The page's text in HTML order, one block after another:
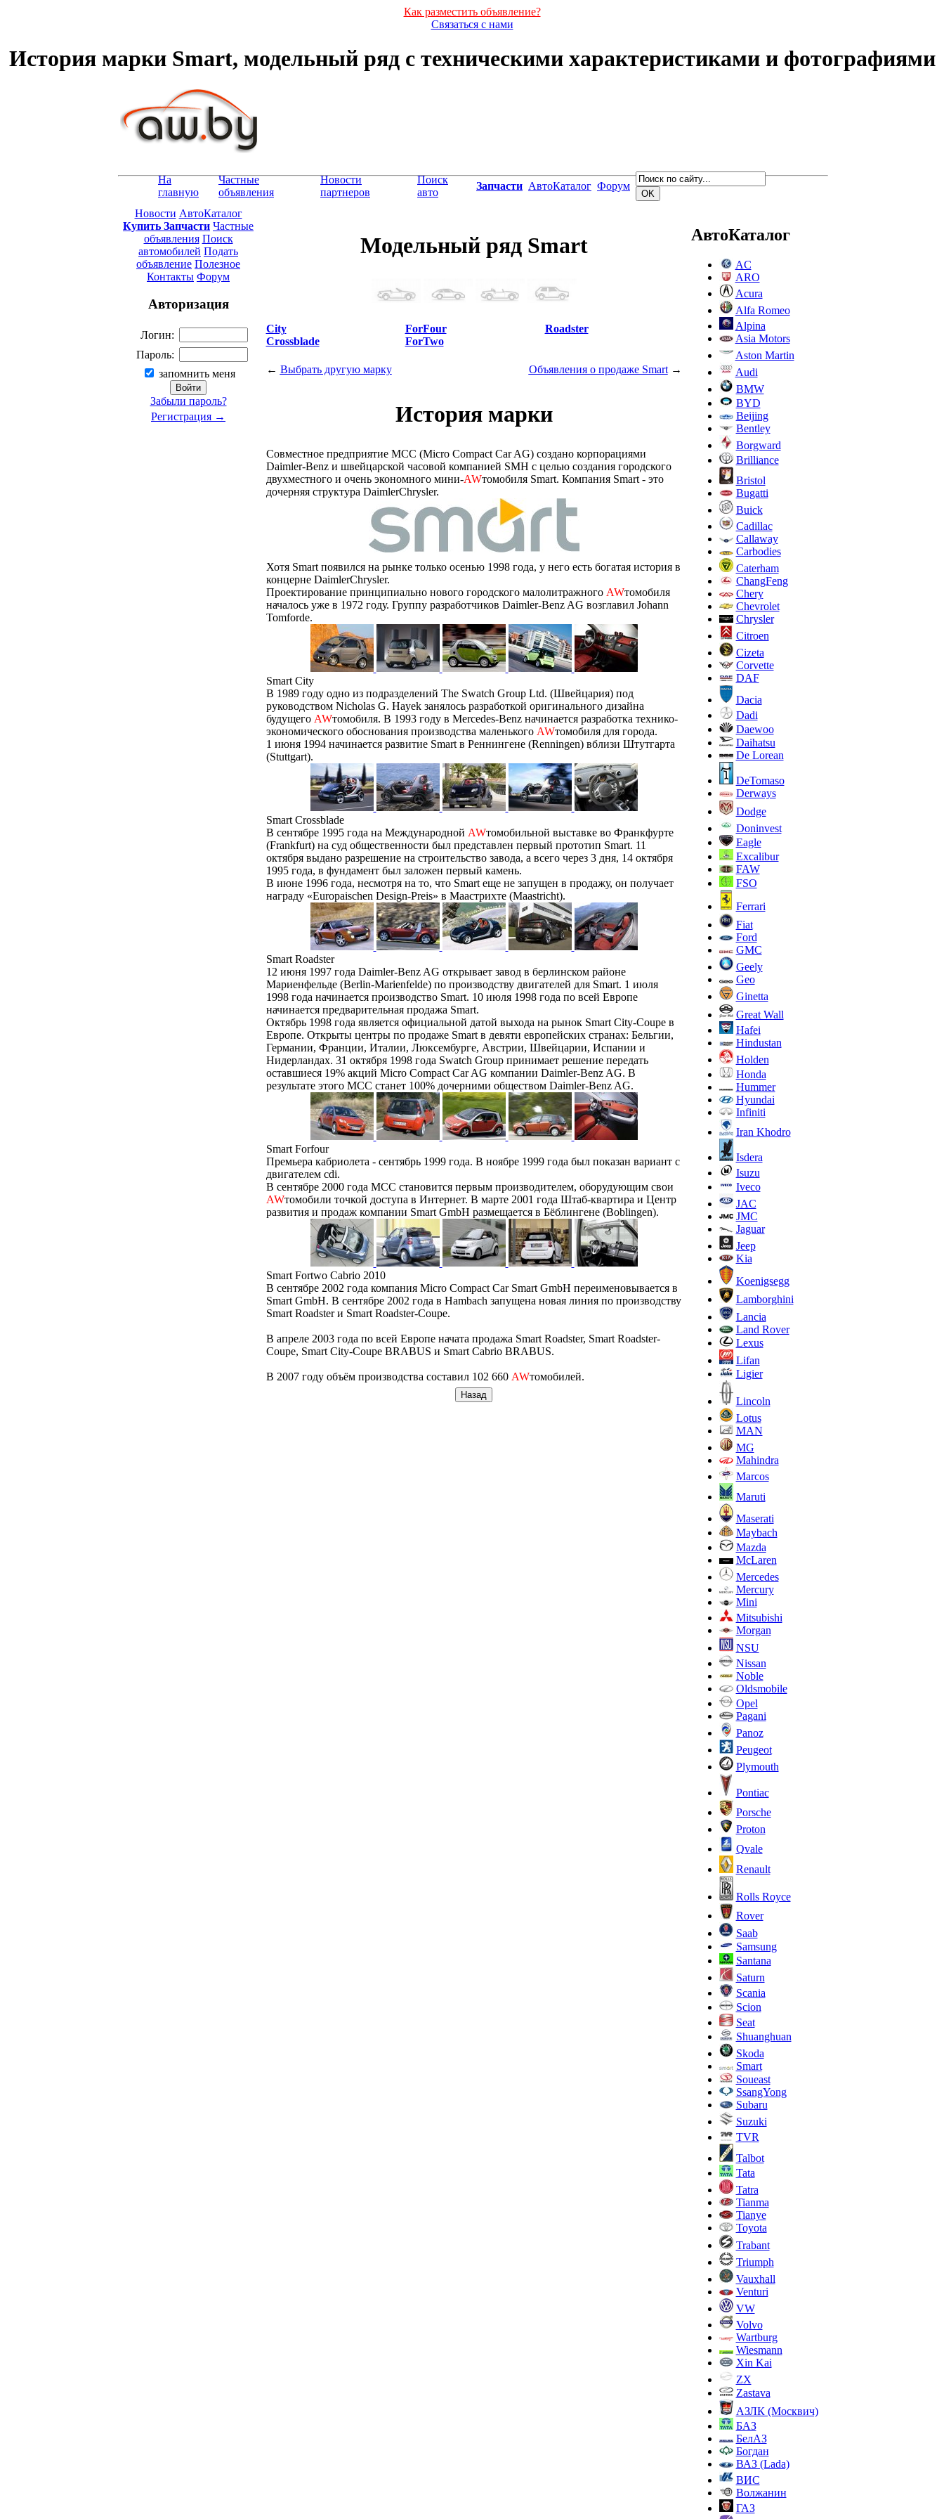
Как разместить объявление?
Связаться с нами
История марки Smart, модельный ряд с техническими характеристиками и фотографиями
На
главную
Частные
объявления
Новости
партнеров
Поиск
авто
Запчасти АвтоКаталог Форум
Новости АвтоКаталог
Купить Запчасти Частные
объявления Поиск
автомобилей Подать
объявление Полезное
Контакты Форум
Авторизация
Логин:
Пароль:
запомнить меня
Забыли пароль?
Регистрация →
Модельный ряд Smart
City
Crossblade
ForFour
ForTwo
Roadster
← Выбрать другую марку Объявления о продаже Smart→
История марки
Cовместное предприятие MCC (Micro Compact Car AG) создано корпорациями
Daimler-Benz и швейцарской часовой компанией SMH с целью создания городского
двухместного и очень экономного мини-AWтомобиля Smart. Компания Smart - это
дочерняя структура DaimlerChrysler.
Хотя Smart появился на рынке только осенью 1998 года, у него есть богатая история в
концерне DaimlerChrysler.
Проектирование принципиально нового городского малолитражного AWтомобиля
началось уже в 1972 году. Группу разработчиков Daimler-Benz AG возглавил Johann
Tomforde.
Smart City
В 1989 году одно из подразделений The Swatch Group Ltd. (Швейцария) под
руководством Nicholas G. Hayek занялось разработкой оригинального дизайна
будущего AWтомобиля. В 1993 году в Mercedes-Benz начинается разработка технико-
экономического обоснования производства маленького AWтомобиля для города.
1 июня 1994 начинается развитие Smart в Реннингене (Renningen) вблизи Штутгарта
(Stuttgart).
Smart Crossblade
В сентябре 1995 года на Международной AWтомобильной выставке во Франкфурте
(Frankfurt) на суд общественности был представлен первый прототип Smart. 11
октября выдано разрешение на строительство завода, а всего через 3 дня, 14 октября
1995 года, в фундамент был заложен первый камень.
В июне 1996 года, несмотря на то, что Smart еще не запущен в продажу, он получает
награду «Europaischen Design-Preis» в Маастрихте (Maastricht).
Smart Roadster
12 июня 1997 года Daimler-Benz AG открывает завод в берлинском районе
Мариенфельде (Berlin-Marienfelde) по производству двигателей для Smart. 1 июля
1998 года начинается производство Smart. 10 июля 1998 года по всей Европе
начинается предварительная продажа Smart.
Октябрь 1998 года является официальной датой выхода на рынок Smart City-Coupe в
Европе. Открыты центры по продаже Smart в девяти европейских странах: Бельгии,
Германии, Франции, Италии, Люксембурге, Австрии, Швейцарии, Испании и
Нидерландах. 31 октября 1998 года Swatch Group принимает решение передать
оставшиеся 19% акций Micro Compact Car AG компании Daimler-Benz AG. В
результате этого MCC станет 100% дочерними обществом Daimler-Benz AG.
Smart Forfour
Премьера кабриолета - сентябрь 1999 года. В ноябре 1999 года был показан вариант с
двигателем cdi.
В сентябре 2000 года МСС становится первым производителем, оборудующим свои
AWтомобили точкой доступа в Интернет. В марте 2001 года Штаб-квартира и Центр
развития и продаж компании Smart GmbH размещается в Бёблингене (Boblingen).
Smart Fortwo Cabrio 2010
В сентябре 2002 года компания Micro Compact Car Smart GmbH переименовывается в
Smart GmbH. В сентябре 2002 года в Hambach запущена новая линия по производству
Smart Roadster и Smart Roadster-Coupe.
В апреле 2003 года по всей Европе начата продажа Smart Roadster, Smart Roadster-
Coupe, Smart City-Coupe BRABUS и Smart Cabrio BRABUS.
В 2007 году объём производства составил 102 660 AWтомобилей.
АвтоКаталог
AC
ARO
Acura
Alfa Romeo
Alpina
Asia Motors
Aston Martin
Audi
BMW
BYD
Beijing
Bentley
Borgward
Brilliance
Bristol
Bugatti
Buick
Cadillac
Callaway
Carbodies
Caterham
ChangFeng
Chery
Chevrolet
Chrysler
Citroen
Cizeta
Corvette
DAF
Dacia
Dadi
Daewoo
Daihatsu
De Lorean
DeTomaso
Derways
Dodge
Doninvest
Eagle
Excalibur
FAW
FSO
Ferrari
Fiat
Ford
GMC
Geely
Geo
Ginetta
Great Wall
Hafei
Hindustan
Holden
Honda
Hummer
Hyundai
Infiniti
Iran Khodro
Isdera
Isuzu
Iveco
JAC
JMC
Jaguar
Jeep
Kia
Koenigsegg
Lamborghini
Lancia
Land Rover
Lexus
Lifan
Ligier
Lincoln
Lotus
MAN
MG
Mahindra
Marcos
Maruti
Maserati
Maybach
Mazda
McLaren
Mercedes
Mercury
Mini
Mitsubishi
Morgan
NSU
Nissan
Noble
Oldsmobile
Opel
Pagani
Panoz
Peugeot
Plymouth
Pontiac
Porsche
Proton
Qvale
Renault
Rolls Royce
Rover
Saab
Samsung
Santana
Saturn
Scania
Scion
Seat
Shuanghuan
Skoda
Smart
Soueast
SsangYong
Subaru
Suzuki
TVR
Talbot
Tata
Tatra
Tianma
Tianye
Toyota
Trabant
Triumph
Vauxhall
Venturi
VW
Volvo
Wartburg
Wiesmann
Xin Kai
ZX
Zastava
АЗЛК (Москвич)
БАЗ
БелАЗ
Богдан
ВАЗ (Lada)
ВИС
Волжанин
ГАЗ